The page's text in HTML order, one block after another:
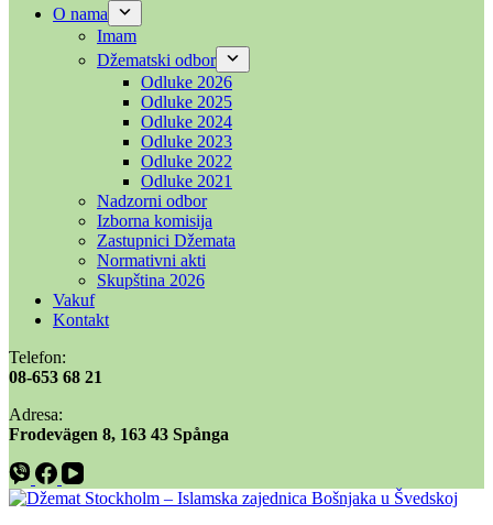
O nama
Imam
Džematski odbor
Odluke 2026
Odluke 2025
Odluke 2024
Odluke 2023
Odluke 2022
Odluke 2021
Nadzorni odbor
Izborna komisija
Zastupnici Džemata
Normativni akti
Skupština 2026
Vakuf
Kontakt
Telefon:
08-653 68 21
Adresa:
​​Frodevägen 8, 163 43 Spånga